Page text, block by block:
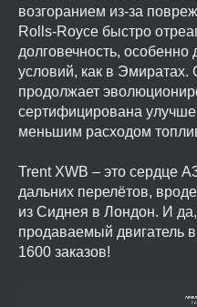
возгоранием из-за
Rolls-Royce быстро
долговечность,
условий, как в Эмиратах.
продолжает
сертифицирована
меньшим расходом
Trent XWB – это сердце
дальних перелётов,
из Сиднея в Лондон. И
продаваемый двигатель
1600 заказов!